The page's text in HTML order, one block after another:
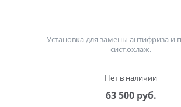
Установка для замены антифриза и
сист.охлаж.
Нет в наличии
63 500 руб.